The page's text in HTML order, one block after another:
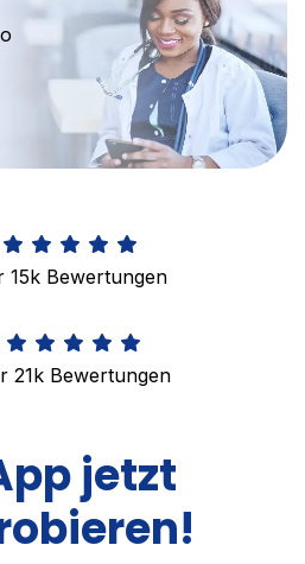
15k Bewertungen
21k Bewertungen
jetzt